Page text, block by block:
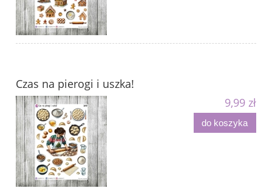
Czas na pierogi i uszka!
9,99 zł
do koszyka